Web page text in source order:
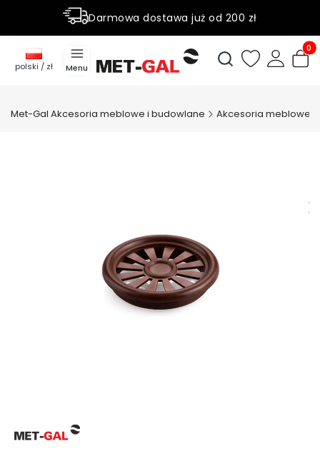
Darmowa dostawa już od 200 zł
Rabaty do 50% na wybrane produky
Menu
Otwórz
polski / zł
Met-Gal Akcesoria meblowe i budowlane Akcesoria meblowe